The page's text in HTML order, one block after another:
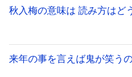
秋入梅の意味は 読み方はど
来年の事を言えば鬼が笑う